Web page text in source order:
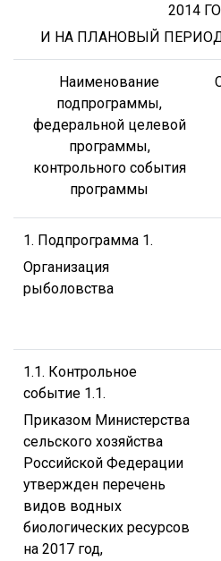
2014
И НА ПЛАНОВЫЙ ПЕРИОД
Наименование
подпрограммы,
федеральной целевой
программы,
контрольного события
программы
1. Подпрограмма 1.
Организация
рыболовства
1.1. Контрольное
событие 1.1.
Приказом Министерства
сельского хозяйства
Российской Федерации
утвержден перечень
видов водных
биологических ресурсов
на 2017 год,